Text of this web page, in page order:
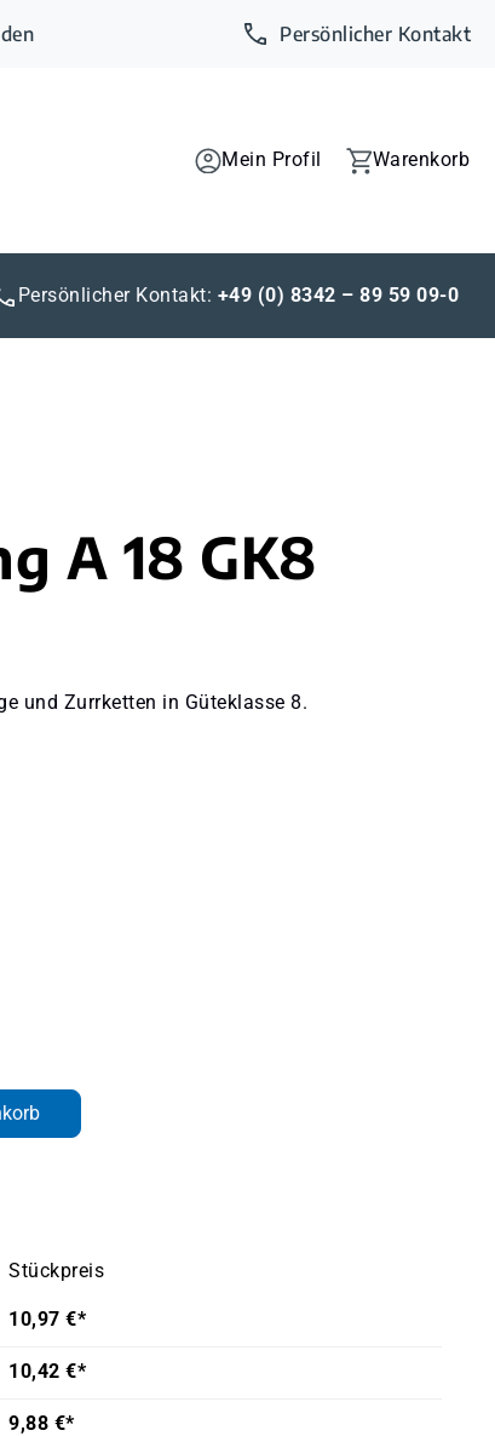
Persönlicher Kontakt
Mein Profil Warenkorb
Persönlicher Kontakt: +49 (0) 8342 – 89 59 09-0
A 18 GK8
und Zurrketten in Güteklasse 8.
Wert ein oder
Stückpreis
10,97 €*
10,42 €*
9,88 €*